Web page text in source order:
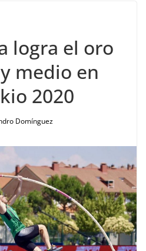
logra el oro
medio en
2020
Domínguez